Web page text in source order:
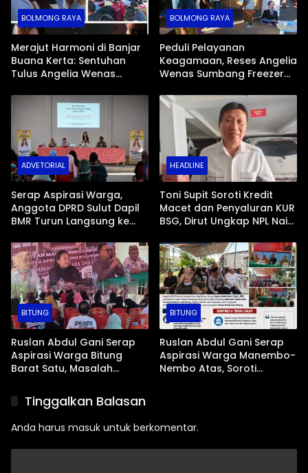
BOLMONG RAYA
Merajut Harmoni di Banjar
Buana Kerta: Sentuhan
Tulus Angelia Wenas
Mopugad
BOLMONG RAYA
Peduli Pelayanan
Keagamaan, Reses Angelia
Wenas Sumbang Freezer
di Mopugad Bolmong
ADVETORIAL
Serap Aspirasi Warga,
Anggota DPRD Sulut Dapil
BMR Turun Langsung ke
HEADLINE
Toni Supit Soroti Kredit
Macet dan Penyaluran KUR
BSG, Dirut Ungkap NPL Naik
BITUNG
Ruslan Abdul Gani Serap
Aspirasi Warga Bitung
Barat Satu, Masalah
Jadi Prioritas
BITUNG
Ruslan Abdul Gani Serap
Aspirasi Warga Manembo-
Nembo Atas, Soroti
Tinggalkan Balasan
Anda harus masuk untuk berkomentar.